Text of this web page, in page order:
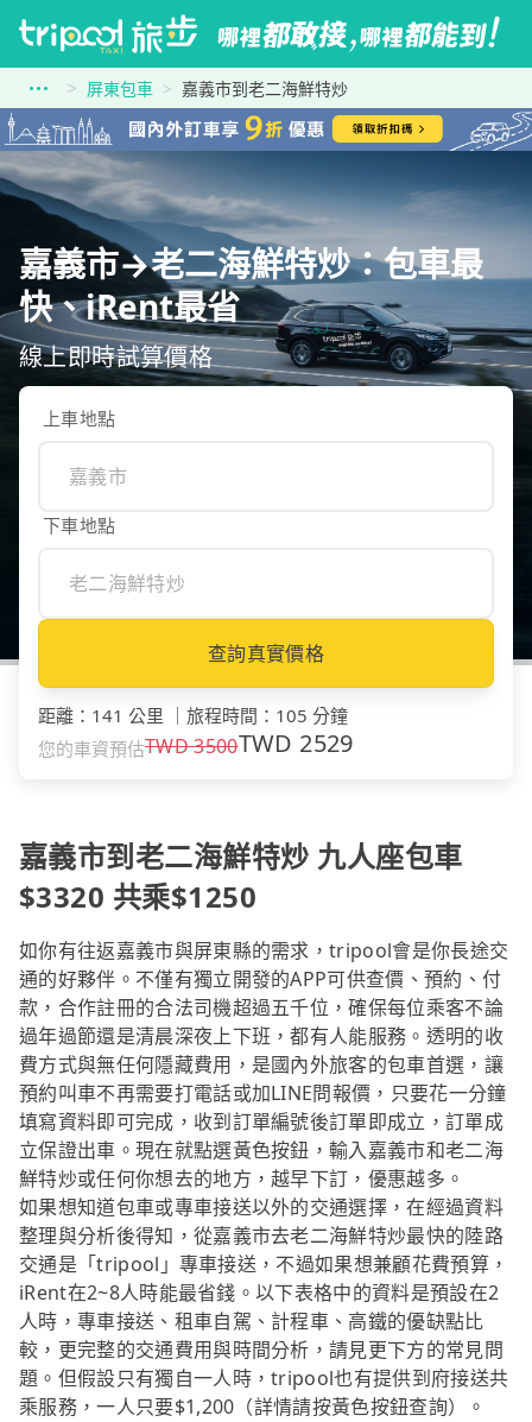
屏東包車 嘉義市到老二海鮮特炒
嘉義市→老二海鮮特炒：包車最
快、iRent最省
線上即時試算價格
上車地點
下車地點
查詢真實價格
距離 ： 141 公里 旅程時間 ： 105 分鐘
您的車資預估TWD3500TWD 2529
嘉義市到老二海鮮特炒 九人座包車
$3320 共乘$1250
如你有往返嘉義市與屏東縣的需求，tripool會是你長途交
通的好夥伴。不僅有獨立開發的APP可供查價、預約、付
款，合作註冊的合法司機超過五千位，確保每位乘客不論
過年過節還是清晨深夜上下班，都有人能服務。透明的收
費方式與無任何隱藏費用，是國內外旅客的包車首選，讓
預約叫車不再需要打電話或加LINE問報價，只要花一分鐘
填寫資料即可完成，收到訂單編號後訂單即成立，訂單成
立保證出車。現在就點選黃色按鈕，輸入嘉義市和老二海
鮮特炒或任何你想去的地方，越早下訂，優惠越多。
如果想知道包車或專車接送以外的交通選擇，在經過資料
整理與分析後得知，從嘉義市去老二海鮮特炒最快的陸路
交通是「tripool」專車接送，不過如果想兼顧花費預算，
iRent在2~8人時能最省錢。以下表格中的資料是預設在2
人時，專車接送、租車自駕、計程車、高鐵的優缺點比
較，更完整的交通費用與時間分析，請見更下方的常見問
題。但假設只有獨自一人時，tripool也有提供到府接送共
乘服務，一人只要$1,200（詳情請按黃色按鈕查詢）。